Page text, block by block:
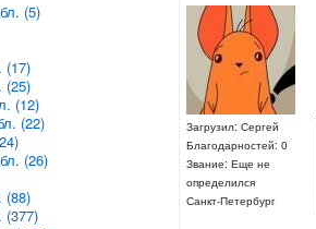
Загрузил: Сергей
Благодарностей: 0
Звание: Еще не
определился
Санкт-Петербург
(5)
(17)
(25)
(12)
(22)
(26)
(88)
(377)